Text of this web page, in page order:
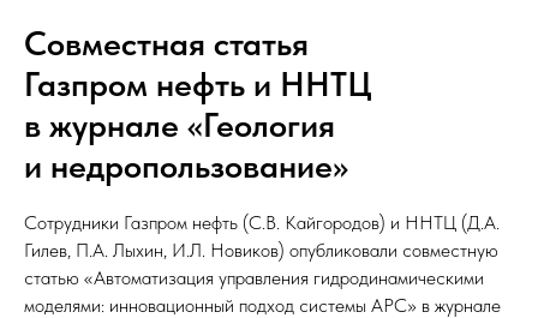
Совместная статья
Газпром нефть и ННТЦ
в журнале «Геология
и недропользование»
Сотрудники Газпром нефть (С.В. Кайгородов) и ННТЦ (Д.А.
Гилев, П.А. Лыхин, И.Л. Новиков) опубликовали совместную
статью «Автоматизация управления гидродинамическими
моделями: инновационный подход системы АРС» в журнале